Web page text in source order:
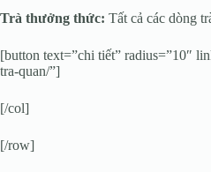
Trà thưởng thức: Tất cả các dòng
[button text=”chi tiết” radius=”10″
tra-quan/”]
[/col]
[/row]